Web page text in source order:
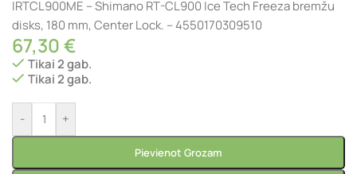
IRTCL900ME – Shimano RT-CL900 Ice Tech Freeza bremžu
disks, 180 mm, Center Lock. – 4550170309510
67,30€
Tikai 2 gab.
Tikai 2 gab.
- +
Pievienot Grozam